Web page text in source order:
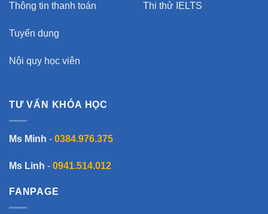
Thông tin thanh toán
Tuyển dụng
Nội quy học viên
Thi thử IELTS
TƯ VẤN KHÓA HỌC
Ms Minh - 0384.976.375
Ms Linh - 0941.514.012
FANPAGE